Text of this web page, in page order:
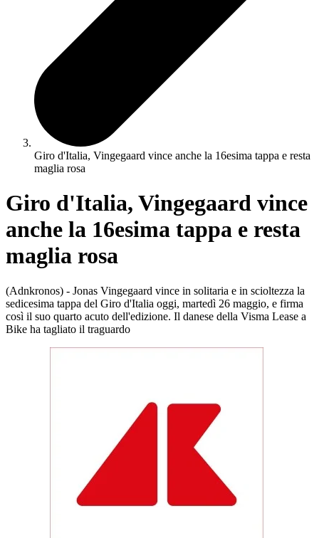
Giro d'Italia, Vingegaard vince anche la 16esima tappa e resta
maglia rosa
Giro d'Italia, Vingegaard vince
anche la 16esima tappa e resta
maglia rosa
(Adnkronos) - Jonas Vingegaard vince in solitaria e in scioltezza la
sedicesima tappa del Giro d'Italia oggi, martedì 26 maggio, e firma
così il suo quarto acuto dell'edizione. Il danese della Visma Lease a
Bike ha tagliato il traguardo